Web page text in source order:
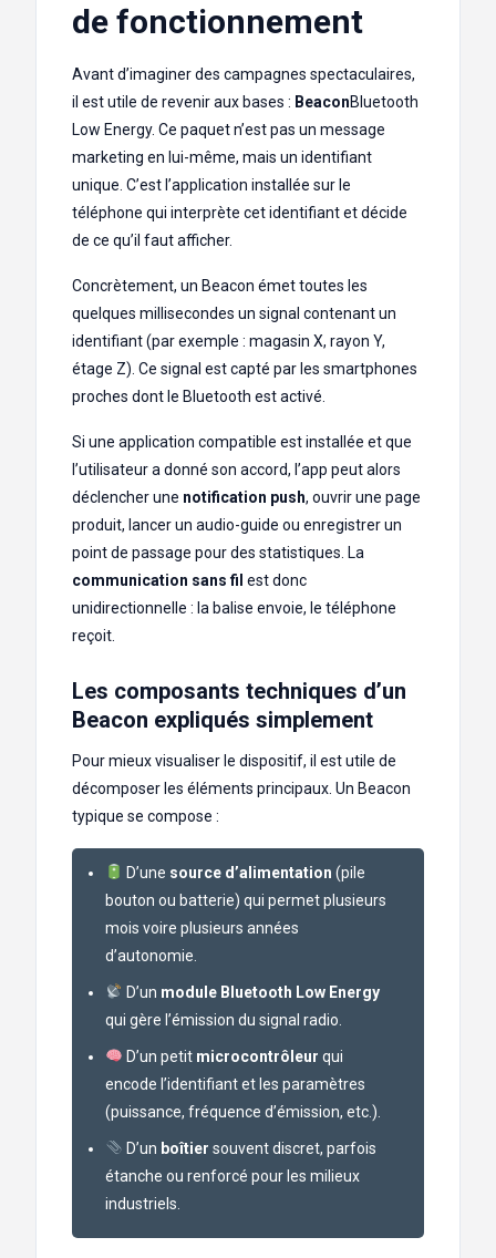
de fonctionnement
Avant d’imaginer des campagnes spectaculaires,
il est utile de revenir aux bases : BeaconBluetooth
Low Energy. Ce paquet n’est pas un message
marketing en lui-même, mais un identifiant
unique. C’est l’application installée sur le
téléphone qui interprète cet identifiant et décide
de ce qu’il faut afficher.
Concrètement, un Beacon émet toutes les
quelques millisecondes un signal contenant un
identifiant (par exemple : magasin X, rayon Y,
étage Z). Ce signal est capté par les smartphones
proches dont le Bluetooth est activé.
Si une application compatible est installée et que
l’utilisateur a donné son accord, l’app peut alors
déclencher une notification push, ouvrir une page
produit, lancer un audio-guide ou enregistrer un
point de passage pour des statistiques. La
communication sans fil est donc
unidirectionnelle : la balise envoie, le téléphone
reçoit.
Les composants techniques d’un
Beacon expliqués simplement
Pour mieux visualiser le dispositif, il est utile de
décomposer les éléments principaux. Un Beacon
typique se compose :
D’une source d’alimentation (pile
bouton ou batterie) qui permet plusieurs
mois voire plusieurs années
d’autonomie.
D’un module Bluetooth Low Energy
qui gère l’émission du signal radio.
D’un petit microcontrôleur qui
encode l’identifiant et les paramètres
(puissance, fréquence d’émission, etc.).
D’un boîtier souvent discret, parfois
étanche ou renforcé pour les milieux
industriels.